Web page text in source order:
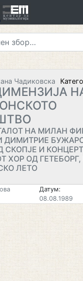
Чадиковска
НА МИЛАН
ДИМИТРИЕ
СКОПЈЕ И
ХОР ОД
ЛЕТО
Датум:
08.08.1989